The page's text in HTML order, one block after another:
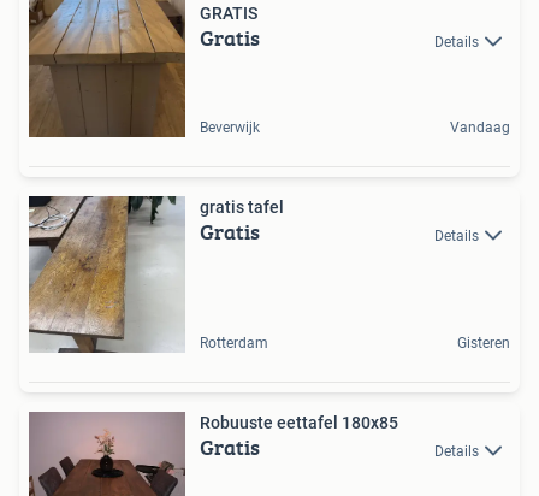
GRATIS
Gratis Details
Beverwijk Vandaag
gratis tafel
Gratis Details
Rotterdam Gisteren
Robuuste eettafel 180x85
Gratis Details